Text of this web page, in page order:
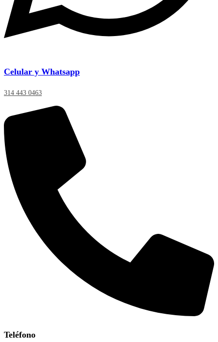
Celular y Whatsapp
314 443 0463
Teléfono